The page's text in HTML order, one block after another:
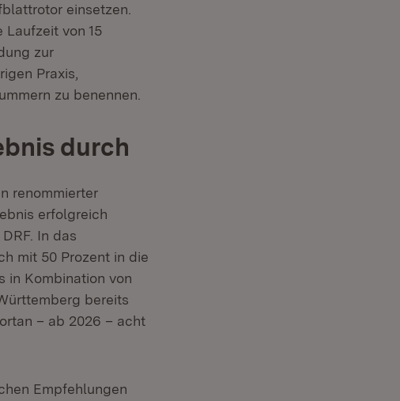
einsetzen.
Laufzeit von 15
zur
Praxis,
zu benennen.
durch
renommierter
erfolgreich
In das
mit 50 Prozent in die
in Kombination von
bereits
– ab 2026 – acht
Empfehlungen